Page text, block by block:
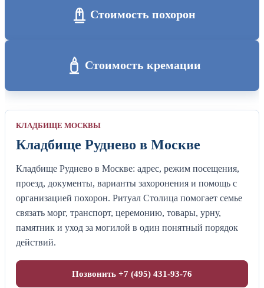
Стоимость похорон
Стоимость кремации
КЛАДБИЩЕ МОСКВЫ
Кладбище Руднево в Москве
Кладбище Руднево в Москве: адрес, режим посещения,
проезд, документы, варианты захоронения и помощь с
организацией похорон. Ритуал Столица помогает семье
связать морг, транспорт, церемонию, товары, урну,
памятник и уход за могилой в один понятный порядок
действий.
Позвонить +7 (495) 431-93-76